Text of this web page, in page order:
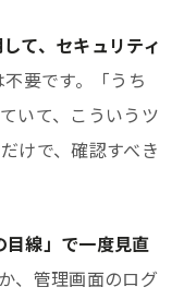
て、セキュリティ
要です。「うち
いて、こういうツ
けで、確認すべき
線」で一度見直
、管理画面のログ